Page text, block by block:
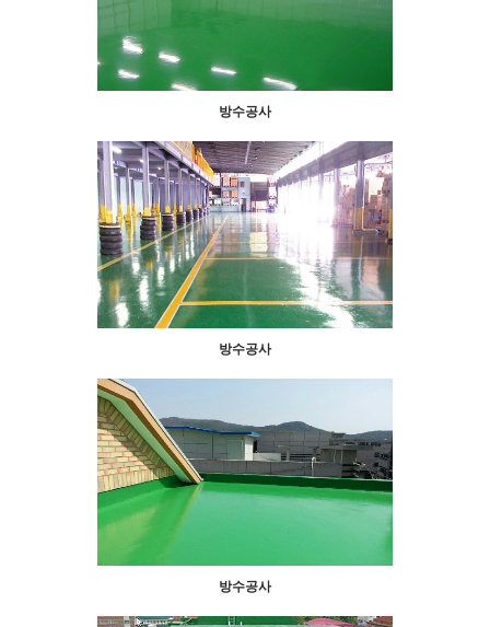
방수공사
방수공사
방수공사